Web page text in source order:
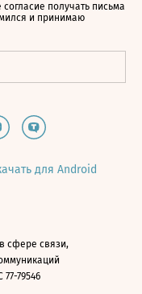
получать письма
и принимаю
для Android
сфере связи,
79546